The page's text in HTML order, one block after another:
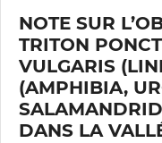
NOTE SUR
TRITON
VULGARIS
(AMPHIBIA,
DANS LA